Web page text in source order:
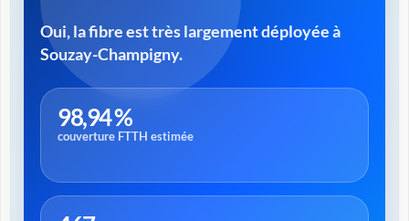
Oui, la fibre est très largement déployée à
Souzay-Champigny.
98,94 %
couverture FTTH estimée